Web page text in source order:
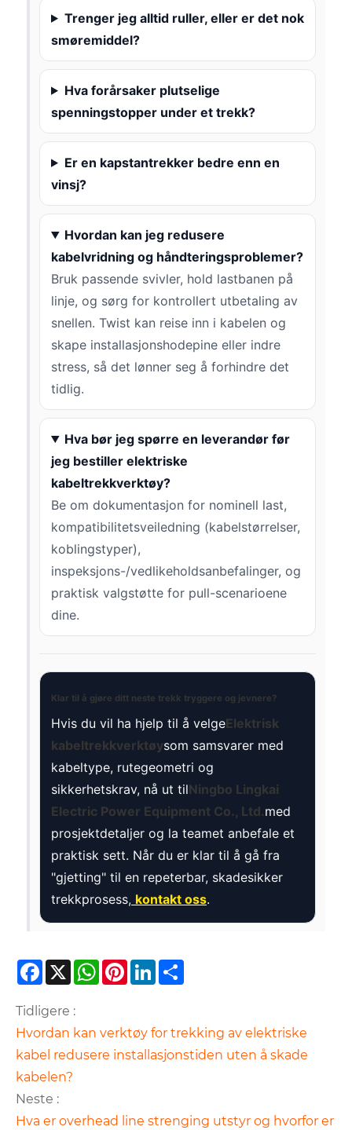
Trenger jeg alltid ruller, eller er det nok
smøremiddel?
Hva forårsaker plutselige
spenningstopper under et trekk?
Er en kapstantrekker bedre enn en
vinsj?
Hvordan kan jeg redusere
kabelvridning og håndteringsproblemer?
Bruk passende svivler, hold lastbanen på
linje, og sørg for kontrollert utbetaling av
snellen. Twist kan reise inn i kabelen og
skape installasjonshodepine eller indre
stress, så det lønner seg å forhindre det
tidlig.
Hva bør jeg spørre en leverandør før
jeg bestiller elektriske
kabeltrekkverktøy?
Be om dokumentasjon for nominell last,
kompatibilitetsveiledning (kabelstørrelser,
koblingstyper),
inspeksjons-/vedlikeholdsanbefalinger, og
praktisk valgstøtte for pull-scenarioene
dine.
Klar til å gjøre ditt neste trekk tryggere og jevnere?
Hvis du vil ha hjelp til å velgeElektrisk
kabeltrekkverktøysom samsvarer med
kabeltype, rutegeometri og
sikkerhetskrav, nå ut tilNingbo Lingkai
Electric Power Equipment Co., Ltd.med
prosjektdetaljer og la teamet anbefale et
praktisk sett. Når du er klar til å gå fra
"gjetting" til en repeterbar, skadesikker
trekkprosess, kontakt oss.
Facebook
X WhatsApp
PinterestLinkedIn
Tidligere :
Hvordan kan verktøy for trekking av elektriske
kabel redusere installasjonstiden uten å skade
kabelen?
Neste :
Hva er overhead line strenging utstyr og hvorfor er